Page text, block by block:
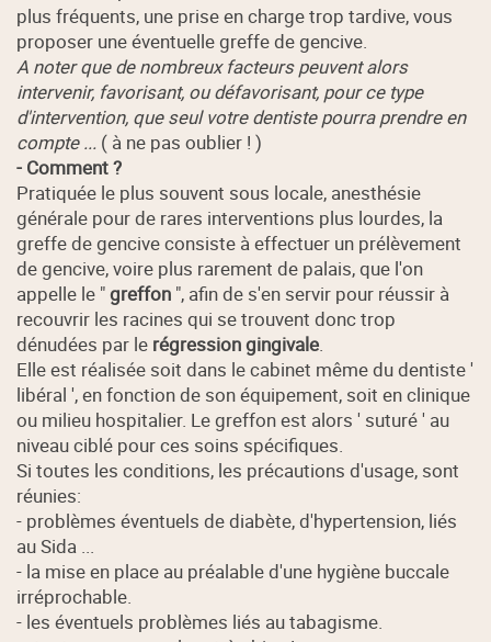
plus fréquents, une prise en charge trop tardive, vous
proposer une éventuelle greffe de gencive.
A noter que de nombreux facteurs peuvent alors
intervenir, favorisant, ou défavorisant, pour ce type
d'intervention, que seul votre dentiste pourra prendre en
compte ... ( à ne pas oublier ! )
- Comment ?
Pratiquée le plus souvent sous locale, anesthésie
générale pour de rares interventions plus lourdes, la
greffe de gencive consiste à effectuer un prélèvement
de gencive, voire plus rarement de palais, que l'on
appelle le "greffon ", afin de s'en servir pour réussir à
recouvrir les racines qui se trouvent donc trop
dénudées par le régression gingivale.
Elle est réalisée soit dans le cabinet même du dentiste '
libéral ', en fonction de son équipement, soit en clinique
ou milieu hospitalier. Le greffon est alors ' suturé ' au
niveau ciblé pour ces soins spécifiques.
Si toutes les conditions, les précautions d'usage, sont
réunies:
- problèmes éventuels de diabète, d'hypertension, liés
au Sida ...
- la mise en place au préalable d'une hygiène buccale
irréprochable.
- les éventuels problèmes liés au tabagisme.